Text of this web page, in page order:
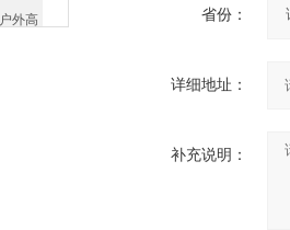
省份：
详细地址：
补充说明：